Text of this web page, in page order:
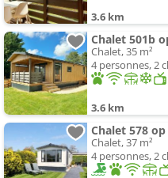
3.6 km
Chalet 501b
Chalet, 35 m²
4 personnes, 2
3.6 km
Chalet 578
Chalet, 37 m²
4 personnes, 2